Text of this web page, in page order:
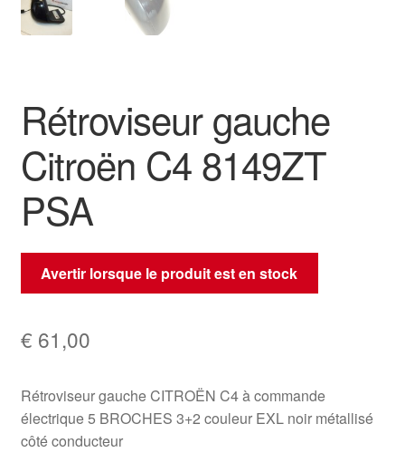
Procédure de Réclamation
Rétroviseur gauche
Citroën C4 8149ZT
PSA
Avertir lorsque le produit est en stock
€ 61,00
Rétroviseur gauche CITROËN C4 à commande
électrique 5 BROCHES 3+2 couleur EXL noir métallisé
côté conducteur